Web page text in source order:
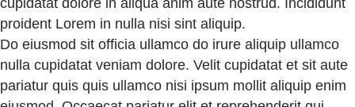
proident Lorem in nulla nisi sint aliquip.
Do eiusmod sit officia ullamco do irure aliquip ullamco
nulla cupidatat veniam dolore. Velit cupidatat et sit aute
pariatur quis quis ullamco nisi ipsum mollit aliquip enim